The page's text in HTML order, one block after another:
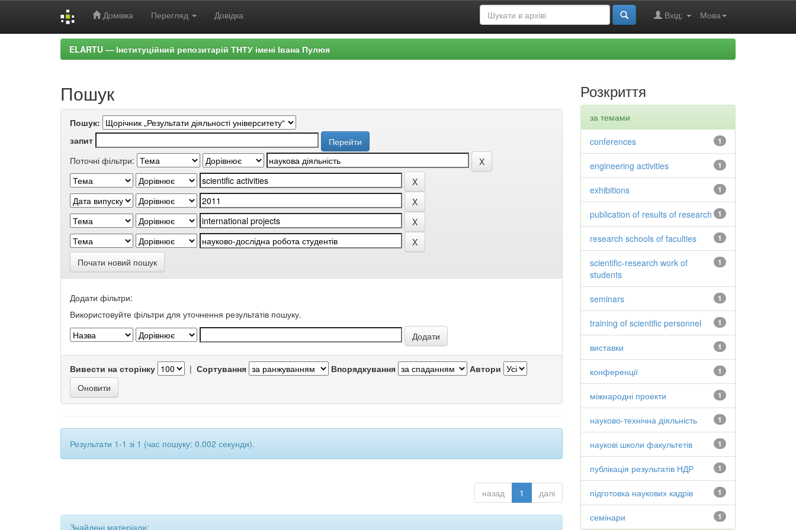
Домівка Перегляд Довідка Мова
Вхід:
ELARTU — Інституційний репозитарій ТНТУ імені Івана Пулюя
Пошук
Пошук:
запит
Поточні фільтри:
Почати новий пошук
Додати фільтри:
Використовуйте фільтри для уточнення результатів пошуку.
Вивести на сторінку | Сортування Впорядкування Автори
Результати 1-1 зі 1 (час пошуку: 0.002 секунди).
назад 1 далі
Знайдені матеріали:
Розкриття
за темами
1
conferences
1
engineering activities
1
exhibitions
1
publication of results of research
1
research schools of faculties
1
scientific-research work of
students
1
seminars
1
training of scientific personnel
1
виставки
1
конференції
1
міжнародні проекти
1
науково-технічна діяльність
1
наукові школи факультетів
1
публікація результатів НДР
1
підготовка наукових кадрів
1
семінари